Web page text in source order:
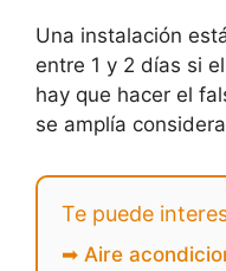
Una instalación
entre 1 y 2 días si
hay que hacer el
se amplía
Te puede
➡ Aire